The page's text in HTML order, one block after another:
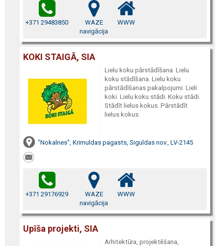
+371 29483850
WAZE
navigācija
WWW
KOKI STAIGĀ, SIA
Lielu koku pārstādīšana. Lielu
koku stādīšana. Lielu koku
pārstādīšanas pakalpojumi. Lieli
koki. Lielu koku stādi. Koku stādi.
Stādīt lielus kokus. Pārstādīt
lielus kokus.
"Nokalnes", Krimuldas pagasts, Siguldas nov., LV-2145
+371 29176929
WAZE
navigācija
WWW
Upīša projekti, SIA
Arhitektūra, projektēšana,